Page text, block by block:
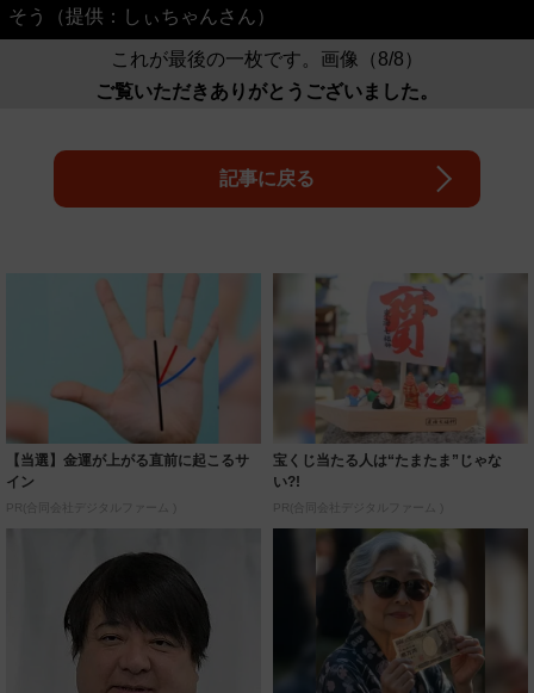
そう（提供：しぃちゃんさん）
これが最後の一枚です。画像（8/8）
ご覧いただきありがとうございました。
記事に戻る
【当選】金運が上がる直前に起こるサ
イン
PR(合同会社デジタルファーム )
宝くじ当たる人は“たまたま”じゃな
い?!
PR(合同会社デジタルファーム )